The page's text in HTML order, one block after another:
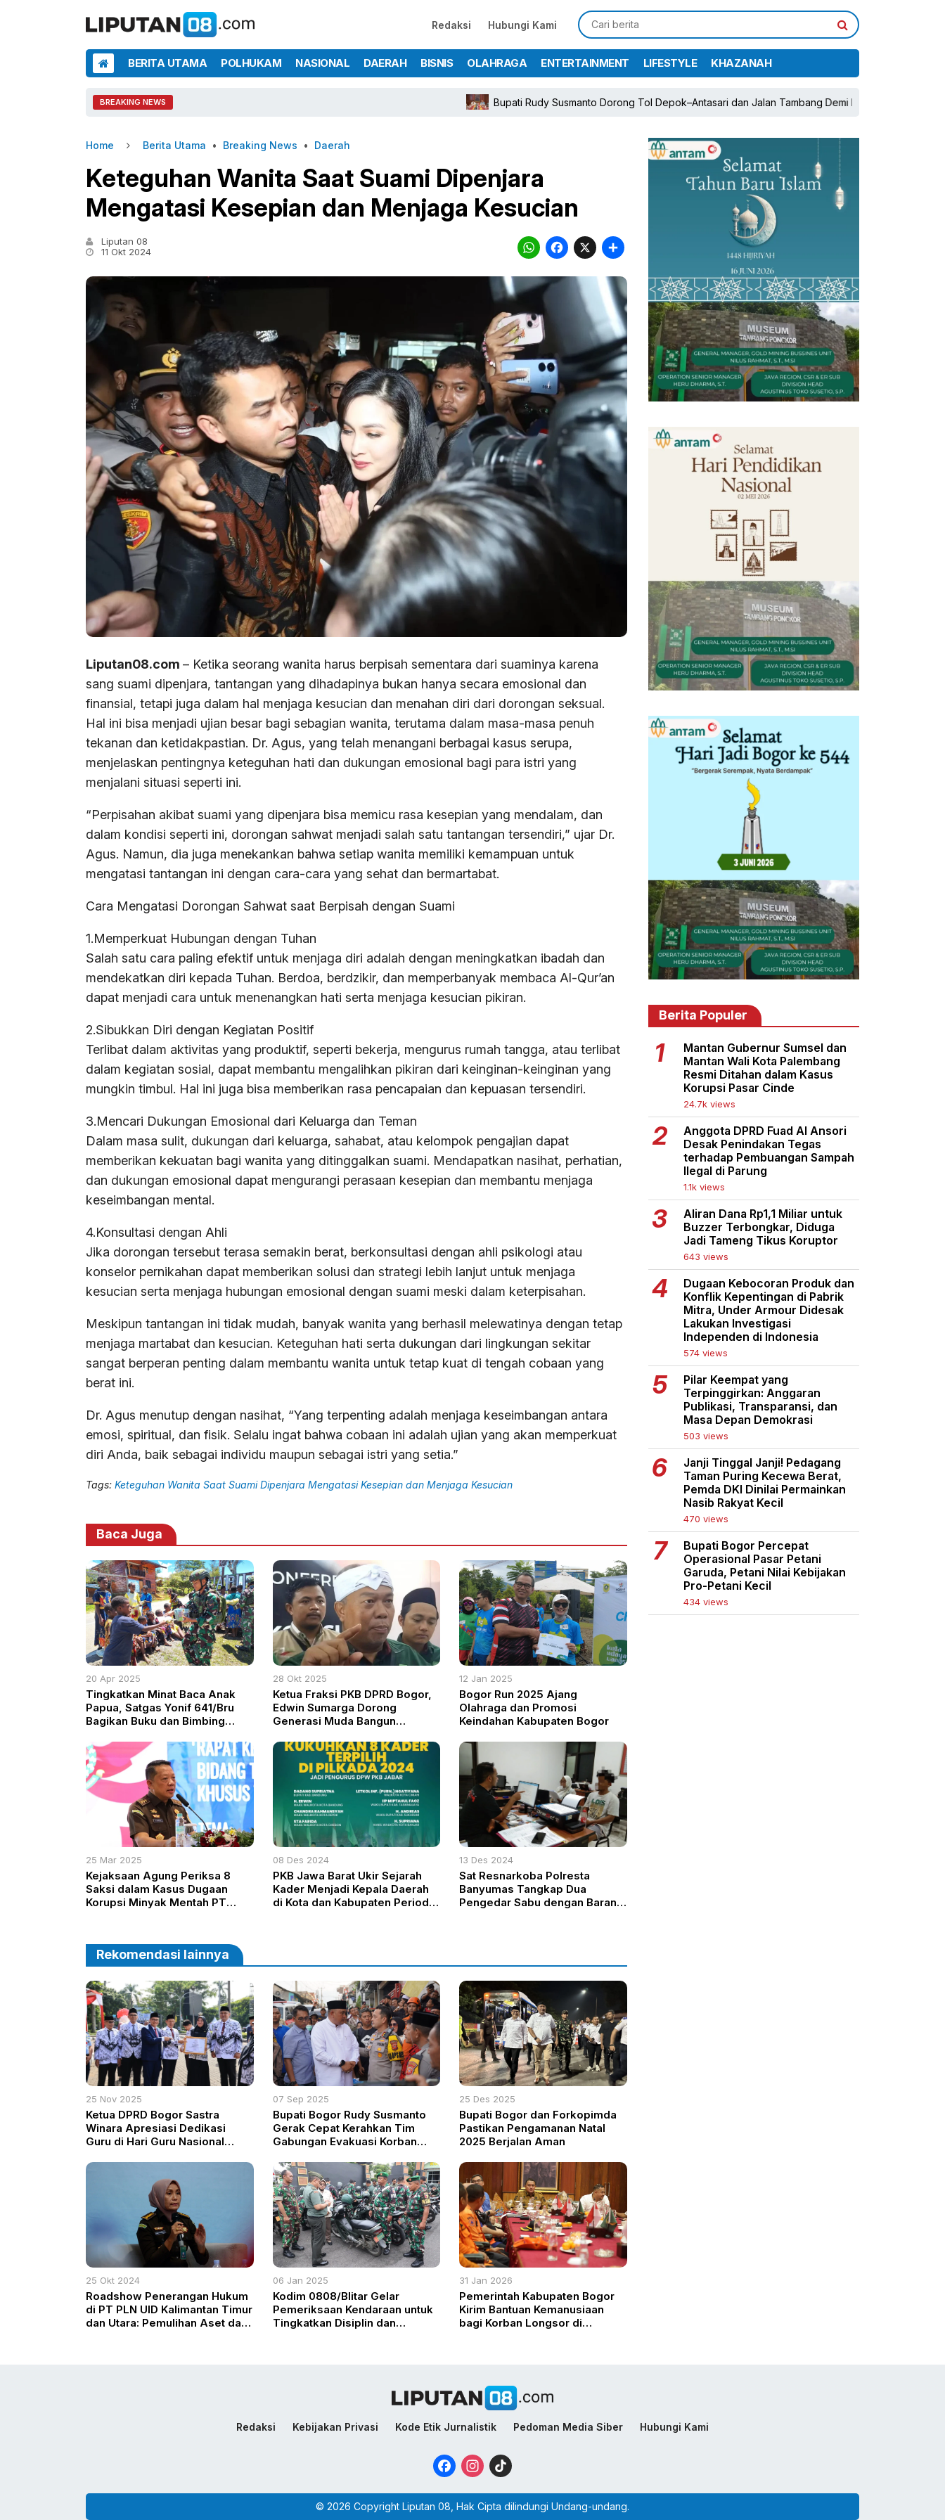
Redaksi Hubungi Kami
BERITA UTAMA POLHUKAM NASIONAL DAERAH BISNIS OLAHRAGA ENTERTAINMENT LIFESTYLE KHAZANAH
BREAKING NEWS Bupati Rudy Susmanto Dorong Tol Depok–Antasari dan Jalan Tambang Demi Pertumbuhan Ekonomi
Home Berita Utama • Breaking News • Daerah
Keteguhan Wanita Saat Suami Dipenjara
Mengatasi Kesepian dan Menjaga Kesucian
Liputan 08
11 Okt 2024
WhatsApp
Facebook
X
Liputan08.com – Ketika seorang wanita harus berpisah sementara dari suaminya karena
sang suami dipenjara, tantangan yang dihadapinya bukan hanya secara emosional dan
finansial, tetapi juga dalam hal menjaga kesucian dan menahan diri dari dorongan seksual.
Hal ini bisa menjadi ujian besar bagi sebagian wanita, terutama dalam masa-masa penuh
tekanan dan ketidakpastian. Dr. Agus, yang telah menangani berbagai kasus serupa,
menjelaskan pentingnya keteguhan hati dan dukungan emosional bagi para istri yang
menjalani situasi seperti ini.
“Perpisahan akibat suami yang dipenjara bisa memicu rasa kesepian yang mendalam, dan
dalam kondisi seperti ini, dorongan sahwat menjadi salah satu tantangan tersendiri,” ujar Dr.
Agus. Namun, dia juga menekankan bahwa setiap wanita memiliki kemampuan untuk
mengatasi tantangan ini dengan cara-cara yang sehat dan bermartabat.
Cara Mengatasi Dorongan Sahwat saat Berpisah dengan Suami
1.Memperkuat Hubungan dengan Tuhan
Salah satu cara paling efektif untuk menjaga diri adalah dengan meningkatkan ibadah dan
mendekatkan diri kepada Tuhan. Berdoa, berdzikir, dan memperbanyak membaca Al-Qur’an
dapat menjadi cara untuk menenangkan hati serta menjaga kesucian pikiran.
2.Sibukkan Diri dengan Kegiatan Positif
Terlibat dalam aktivitas yang produktif, seperti bekerja, mengurus rumah tangga, atau terlibat
dalam kegiatan sosial, dapat membantu mengalihkan pikiran dari keinginan-keinginan yang
mungkin timbul. Hal ini juga bisa memberikan rasa pencapaian dan kepuasan tersendiri.
3.Mencari Dukungan Emosional dari Keluarga dan Teman
Dalam masa sulit, dukungan dari keluarga, sahabat, atau kelompok pengajian dapat
memberikan kekuatan bagi wanita yang ditinggalkan suami. Mendapatkan nasihat, perhatian,
dan dukungan emosional dapat mengurangi perasaan kesepian dan membantu menjaga
keseimbangan mental.
4.Konsultasi dengan Ahli
Jika dorongan tersebut terasa semakin berat, berkonsultasi dengan ahli psikologi atau
konselor pernikahan dapat memberikan solusi dan strategi lebih lanjut untuk menjaga
kesucian serta menjaga hubungan emosional dengan suami meski dalam keterpisahan.
Meskipun tantangan ini tidak mudah, banyak wanita yang berhasil melewatinya dengan tetap
menjaga martabat dan kesucian. Keteguhan hati serta dukungan dari lingkungan sekitar
sangat berperan penting dalam membantu wanita untuk tetap kuat di tengah cobaan yang
berat ini.
Dr. Agus menutup dengan nasihat, “Yang terpenting adalah menjaga keseimbangan antara
emosi, spiritual, dan fisik. Selalu ingat bahwa cobaan ini adalah ujian yang akan memperkuat
diri Anda, baik sebagai individu maupun sebagai istri yang setia.”
Tags: Keteguhan Wanita Saat Suami Dipenjara Mengatasi Kesepian dan Menjaga Kesucian
Baca Juga
20 Apr 2025
Tingkatkan Minat Baca Anak
Papua, Satgas Yonif 641/Bru
Bagikan Buku dan Bimbing
28 Okt 2025
Ketua Fraksi PKB DPRD Bogor,
Edwin Sumarga Dorong
Generasi Muda Bangun
Bangsa
12 Jan 2025
Bogor Run 2025 Ajang
Olahraga dan Promosi
Keindahan Kabupaten Bogor
25 Mar 2025
Kejaksaan Agung Periksa 8
Saksi dalam Kasus Dugaan
Korupsi Minyak Mentah PT
08 Des 2024
PKB Jawa Barat Ukir Sejarah
Kader Menjadi Kepala Daerah
di Kota dan Kabupaten Periode
13 Des 2024
Sat Resnarkoba Polresta
Banyumas Tangkap Dua
Pengedar Sabu dengan Barang
Rekomendasi lainnya
25 Nov 2025
Ketua DPRD Bogor Sastra
Winara Apresiasi Dedikasi
Guru di Hari Guru Nasional
07 Sep 2025
Bupati Bogor Rudy Susmanto
Gerak Cepat Kerahkan Tim
Gabungan Evakuasi Korban
Taklim di Ciomas
25 Des 2025
Bupati Bogor dan Forkopimda
Pastikan Pengamanan Natal
2025 Berjalan Aman
25 Okt 2024
Roadshow Penerangan Hukum
di PT PLN UID Kalimantan Timur
dan Utara: Pemulihan Aset dan
06 Jan 2025
Kodim 0808/Blitar Gelar
Pemeriksaan Kendaraan untuk
Tingkatkan Disiplin dan
31 Jan 2026
Pemerintah Kabupaten Bogor
Kirim Bantuan Kemanusiaan
bagi Korban Longsor di
Berita Populer
Mantan Gubernur Sumsel dan
Mantan Wali Kota Palembang
Resmi Ditahan dalam Kasus
Korupsi Pasar Cinde
24.7k views
Anggota DPRD Fuad Al Ansori
Desak Penindakan Tegas
terhadap Pembuangan Sampah
Ilegal di Parung
1.1k views
Aliran Dana Rp1,1 Miliar untuk
Buzzer Terbongkar, Diduga
Jadi Tameng Tikus Koruptor
643 views
Dugaan Kebocoran Produk dan
Konflik Kepentingan di Pabrik
Mitra, Under Armour Didesak
Lakukan Investigasi
Independen di Indonesia
574 views
Pilar Keempat yang
Terpinggirkan: Anggaran
Publikasi, Transparansi, dan
Masa Depan Demokrasi
503 views
Janji Tinggal Janji! Pedagang
Taman Puring Kecewa Berat,
Pemda DKI Dinilai Permainkan
Nasib Rakyat Kecil
470 views
Bupati Bogor Percepat
Operasional Pasar Petani
Garuda, Petani Nilai Kebijakan
Pro-Petani Kecil
434 views
Redaksi Kebijakan Privasi Kode Etik Jurnalistik Pedoman Media Siber Hubungi Kami
FacebookInstagram
© 2026 Copyright Liputan 08, Hak Cipta dilindungi Undang-undang.